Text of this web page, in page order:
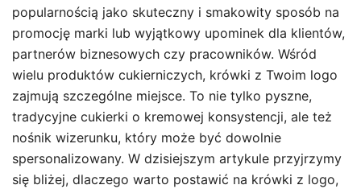
popularnością jako skuteczny i smakowity sposób na
promocję marki lub wyjątkowy upominek dla klientów,
partnerów biznesowych czy pracowników. Wśród
wielu produktów cukierniczych, krówki z Twoim logo
zajmują szczególne miejsce. To nie tylko pyszne,
tradycyjne cukierki o kremowej konsystencji, ale też
nośnik wizerunku, który może być dowolnie
spersonalizowany. W dzisiejszym artykule przyjrzymy
się bliżej, dlaczego warto postawić na krówki z logo,